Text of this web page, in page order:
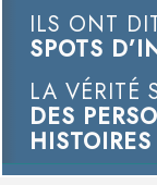
ILS ONT
SPOTS
LA VÉRITÉ
DES